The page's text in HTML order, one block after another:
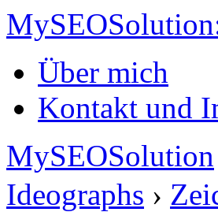
Über mich
Kontakt und
MySEOSolution
Ideographs ›